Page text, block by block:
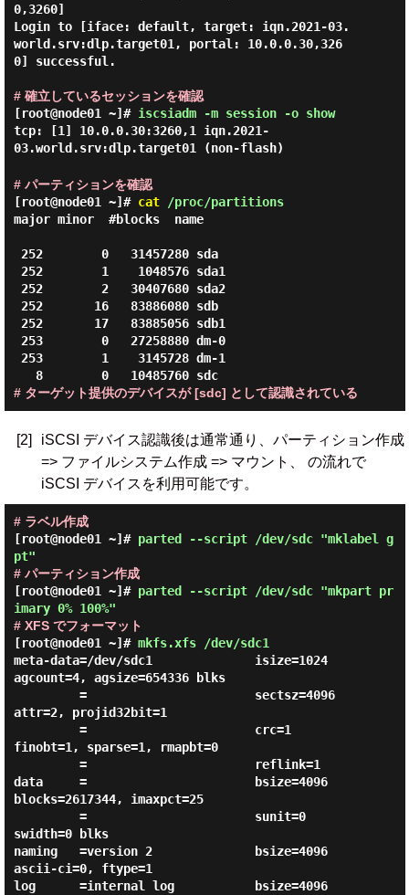
0,3260]
Login to [iface: default, target: iqn.2021-03.
world.srv:dlp.target01, portal: 10.0.0.30,326
0] successful.
# 確立しているセッションを確認
[root@node01 ~]# iscsiadm -m session -o show
tcp: [1] 10.0.0.30:3260,1 iqn.2021-
03.world.srv:dlp.target01 (non-flash)
# パーティションを確認
[root@node01 ~]# cat/proc/partitions
major minor  #blocks  name
   8        0   10485760 sdc
# ターゲット提供のデバイスが [sdc] として認識されている
[2]
iSCSI デバイス認識後は通常通り、パーティション作成
=> ファイルシステム作成 => マウント、 の流れで
iSCSI デバイスを利用可能です。
# ラベル作成
[root@node01 ~]# parted --script /dev/sdc "mklabel g
pt"
# パーティション作成
[root@node01 ~]# parted --script /dev/sdc "mkpart pr
imary 0% 100%"
# XFS でフォーマット
[root@node01 ~]# mkfs.xfs /dev/sdc1
meta-data=/dev/sdc1              isize=1024
agcount=4, agsize=654336 blks
attr=2, projid32bit=1
finobt=1, sparse=1, rmapbt=0
data     =                       bsize=4096
blocks=2617344, imaxpct=25
swidth=0 blks
naming   =version 2              bsize=4096
ascii-ci=0, ftype=1
log      =internal log           bsize=4096